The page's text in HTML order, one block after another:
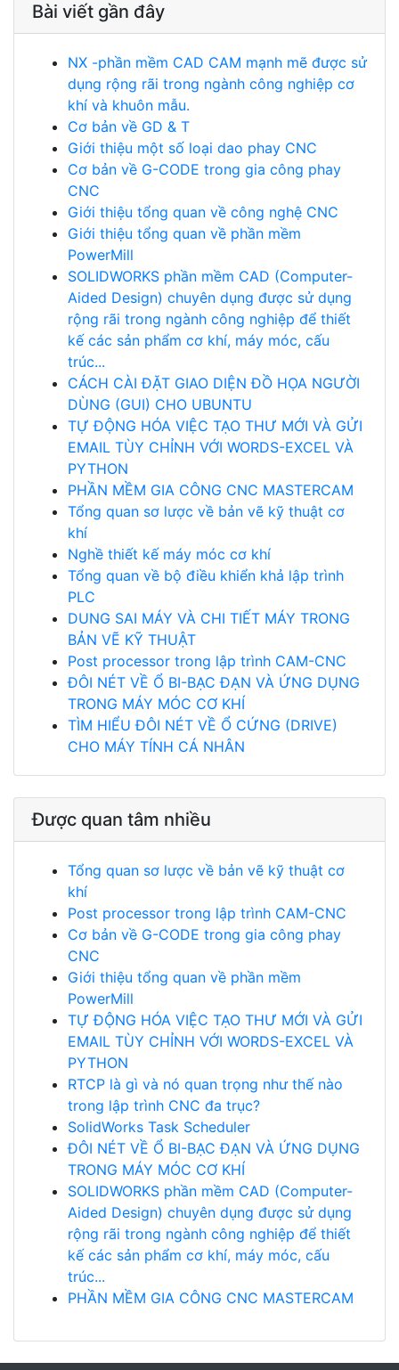
Bài viết gần đây
NX -phần mềm CAD CAM mạnh mẽ được sử
dụng rộng rãi trong ngành công nghiệp cơ
khí và khuôn mẫu.
Cơ bản về GD & T
Giới thiệu một số loại dao phay CNC
Cơ bản về G-CODE trong gia công phay
CNC
Giới thiệu tổng quan về công nghệ CNC
Giới thiệu tổng quan về phần mềm
PowerMill
SOLIDWORKS phần mềm CAD (Computer-
Aided Design) chuyên dụng được sử dụng
rộng rãi trong ngành công nghiệp để thiết
kế các sản phẩm cơ khí, máy móc, cấu
trúc...
CÁCH CÀI ĐẶT GIAO DIỆN ĐỒ HỌA NGƯỜI
DÙNG (GUI) CHO UBUNTU
TỰ ĐỘNG HÓA VIỆC TẠO THƯ MỚI VÀ GỬI
EMAIL TÙY CHỈNH VỚI WORDS-EXCEL VÀ
PYTHON
PHẦN MỀM GIA CÔNG CNC MASTERCAM
Tổng quan sơ lược về bản vẽ kỹ thuật cơ
khí
Nghề thiết kế máy móc cơ khí
Tổng quan về bộ điều khiển khả lập trình
PLC
DUNG SAI MÁY VÀ CHI TIẾT MÁY TRONG
BẢN VẼ KỸ THUẬT
Post processor trong lập trình CAM-CNC
ĐÔI NÉT VỀ Ổ BI-BẠC ĐẠN VÀ ỨNG DỤNG
TRONG MÁY MÓC CƠ KHÍ
TÌM HIỂU ĐÔI NÉT VỀ Ổ CỨNG (DRIVE)
CHO MÁY TÍNH CÁ NHÂN
Được quan tâm nhiều
Tổng quan sơ lược về bản vẽ kỹ thuật cơ
khí
Post processor trong lập trình CAM-CNC
Cơ bản về G-CODE trong gia công phay
CNC
Giới thiệu tổng quan về phần mềm
PowerMill
TỰ ĐỘNG HÓA VIỆC TẠO THƯ MỚI VÀ GỬI
EMAIL TÙY CHỈNH VỚI WORDS-EXCEL VÀ
PYTHON
RTCP là gì và nó quan trọng như thế nào
trong lập trình CNC đa trục?
SolidWorks Task Scheduler
ĐÔI NÉT VỀ Ổ BI-BẠC ĐẠN VÀ ỨNG DỤNG
TRONG MÁY MÓC CƠ KHÍ
SOLIDWORKS phần mềm CAD (Computer-
Aided Design) chuyên dụng được sử dụng
rộng rãi trong ngành công nghiệp để thiết
kế các sản phẩm cơ khí, máy móc, cấu
trúc...
PHẦN MỀM GIA CÔNG CNC MASTERCAM